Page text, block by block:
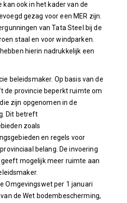
kan ook in het kader van de
gezag voor een MER zijn.
van Tata Steel bij de
staal en voor windparken.
hierin nadrukkelijk een
beleidsmaker. Op basis van de
de provincie beperkt ruimte om
zijn opgenomen in de
Dit betreft
zoals
en regels voor
belang. De invoering
mogelijk meer ruimte aan
Omgevingswet per 1 januari
de Wet bodembescherming,